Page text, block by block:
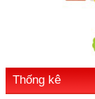
Thống kê